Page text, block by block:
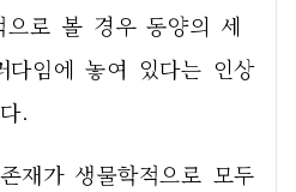
로 볼 경우 동양의 세
다임에 놓여 있다는 인상
.
재가 생물학적으로 모두